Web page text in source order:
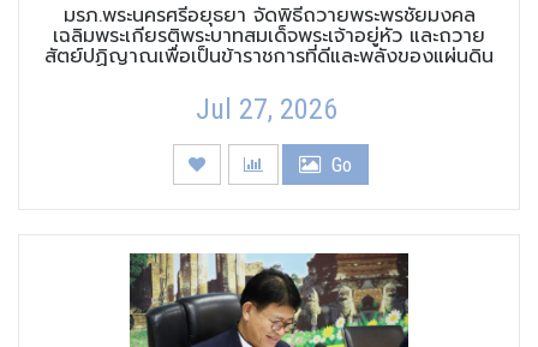
มรภ.พระนครศรีอยุธยา จัดพิธีถวายพระพรชัยมงคล
เฉลิมพระเกียรติพระบาทสมเด็จพระเจ้าอยู่หัว และถวาย
สัตย์ปฏิญาณเพื่อเป็นข้าราชการที่ดีและพลังของแผ่นดิน
Jul 27, 2026
Go